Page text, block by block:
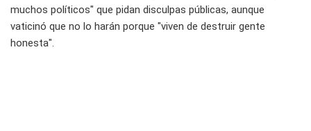
muchos políticos" que pidan disculpas públicas, aunque
vaticinó que no lo harán porque "viven de destruir gente
honesta".